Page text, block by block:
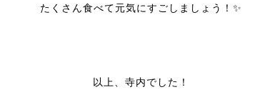
たくさん食べて元気にすごしましょう！✨
以上、寺内でした！